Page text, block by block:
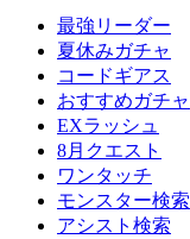
最強リーダー
夏休みガチャ
コードギアス
おすすめガチャ
EXラッシュ
8月クエスト
ワンタッチ
モンスター検索
アシスト検索